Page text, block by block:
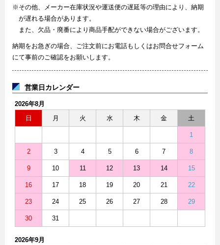
※その他、メーカー在庫状況や運送便の遅延等の理由により、納期
が遅れる場合があります。
また、欠品・廃番により商品手配ができない場合がございます。
納期をお急ぎの場合、ご注文前にお電話もしくはお問合せフォーム
にて事前のご確認をお願いします。
営業日カレンダー
2026年8月
日
月 火 水 木 金 土
1
2 3 4 5 6 7 8
9 10 11 12 13 14 15
16 17 18 19 20 21 22
23 24 25 26 27 28 29
30 31
2026年9月